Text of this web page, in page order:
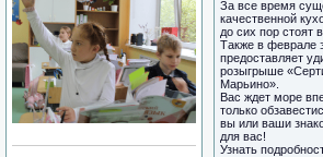
За все время
качественной
до сих пор стоят
Также в феврале
предоставляет
розыгрыше
Марьино».
Вас ждет море
только
вы или ваши
для вас!
Узнать